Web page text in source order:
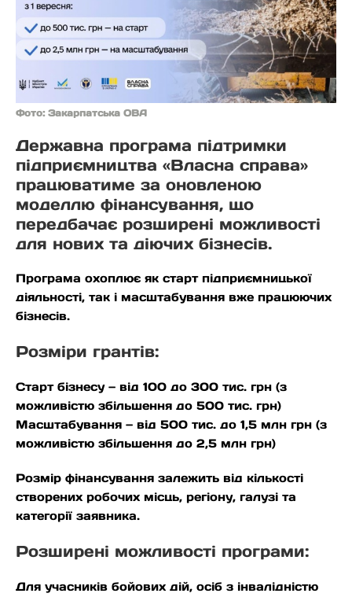
Фото: Закарпатська ОВА
Державна програма підтримки
підприємництва «Власна справа»
працюватиме за оновленою
моделлю фінансування, що
передбачає розширені можливості
для нових та діючих бізнесів.
Програма охоплює як старт підприємницької
діяльності, так і масштабування вже працюючих
бізнесів.
Розміри грантів:
Старт бізнесу — від 100 до 300 тис. грн (з
можливістю збільшення до 500 тис. грн)
Масштабування — від 500 тис. до 1,5 млн грн (з
можливістю збільшення до 2,5 млн грн)
Розмір фінансування залежить від кількості
створених робочих місць, регіону, галузі та
категорії заявника.
Розширені можливості програми:
Для учасників бойових дій, осіб з інвалідністю